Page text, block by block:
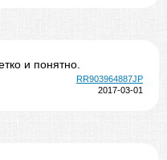
и понятно.
RR903964887JP
2017-03-01